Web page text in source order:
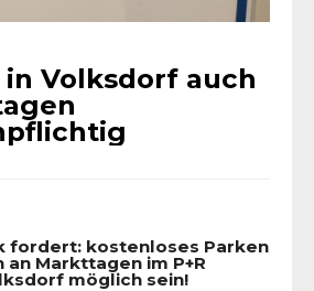
in Volksdorf auch
fordert: kostenloses Parken
Markttagen im P+R
möglich sein!